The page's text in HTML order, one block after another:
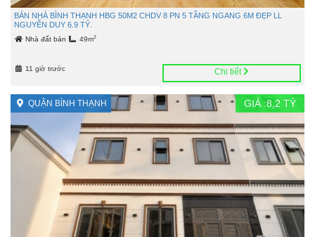
BÁN NHÀ BÌNH THẠNH HBG 50M2 CHDV 8 PN 5 TẦNG NGANG 6M ĐẸP LL
NGUYỄN DUY 6.9 TỶ.
Nhà đất bán 49m2
11 giờ trước Chi tiết
QUẬN BÌNH THẠNH GIÁ :8,2 TỶ